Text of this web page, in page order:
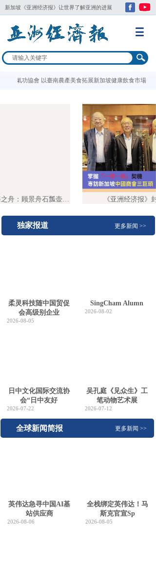
新加坡《亚洲经济报》让世界了解亚洲的进展
全球新闻简报
童氣功協會 以臺南農產美食拓展新加坡健康飲食市場
跨越百年的砂海之舟：顾景舟石瓢壶的传世文脉与当代回响 《亚洲经济报》封
独家报道 更多新闻 >>
柔灵科技随中国贸促
会高级别企业
2026-08-05
SingCham Alumn
2026-08-02
日中文化国际交流协
会“日中友好
2026-07-22
吴孔庭《见众生》工
笔动物艺术展
2026-07-12
更多新闻 >>
英伟达急寻中国AI基
站供应商
2026-08-06
全栈绑定英伟达！马
斯克官宣Sp
2026-08-05